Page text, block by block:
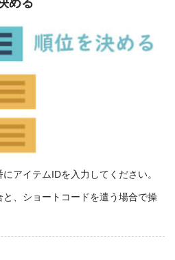
アイテムIDを入力してください。
、ショートコードを遣う場合で操